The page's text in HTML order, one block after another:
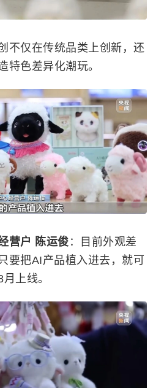
不仅在传统品类上创新，还
特色差异化潮玩。
营户 陈运俊 ：目前外观差
要把AI产品植入进去，就可
上线。